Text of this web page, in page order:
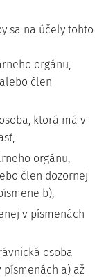
sa na účely tohto
orgánu,
člen
ktorá má v
orgánu,
člen dozornej
b),
v písmenách
osoba
a) až